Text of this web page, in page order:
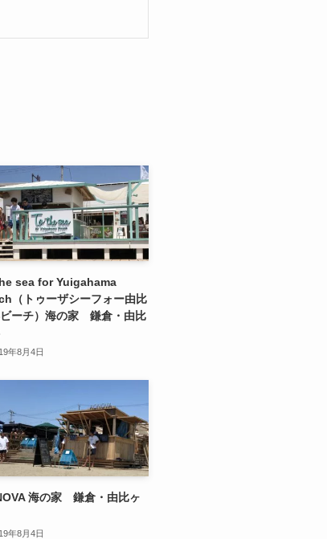
sea for Yuigahama
（トゥーザシーフォー由比
ーチ）海の家 鎌倉・由比
年8月4日
海の家 鎌倉・由比ヶ
年8月4日